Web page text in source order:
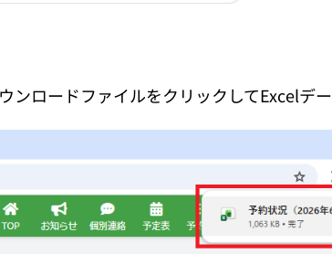
ロードファイルをクリックしてExcelデ